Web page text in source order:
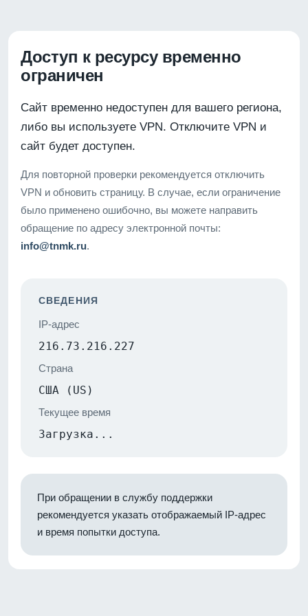
Доступ к ресурсу временно
ограничен
Сайт временно недоступен для вашего региона,
либо вы используете VPN. Отключите VPN и
сайт будет доступен.
Для повторной проверки рекомендуется отключить
VPN и обновить страницу. В случае, если ограничение
было применено ошибочно, вы можете направить
обращение по адресу электронной почты:
info@tnmk.ru.
СВЕДЕНИЯ
IP-адрес
216.73.216.227
Страна
США (US)
Текущее время
Загрузка...
При обращении в службу поддержки
рекомендуется указать отображаемый IP-адрес
и время попытки доступа.